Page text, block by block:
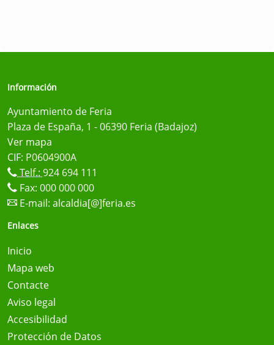
Información
Ayuntamiento de Feria
Plaza de España, 1 - 06390 Feria (Badajoz)
Ver mapa
CIF: P0604900A
Telf.: 924 694 111
Fax: 000 000 000
E-mail: alcaldia[@]feria.es
Enlaces
Inicio
Mapa web
Contacte
Aviso legal
Accesibilidad
Protección de Datos